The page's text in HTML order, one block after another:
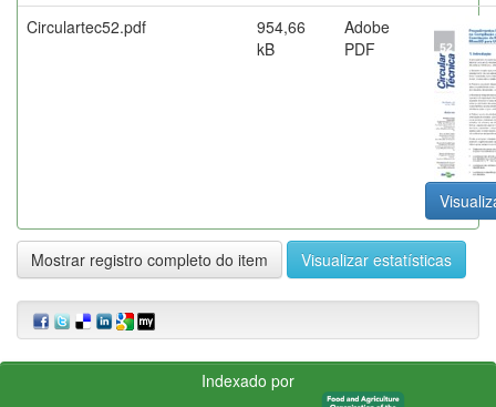
Circulartec52.pdf
954,66
kB
Adobe
PDF
Mostrar registro completo do item Visualizar estatísticas
Indexado por